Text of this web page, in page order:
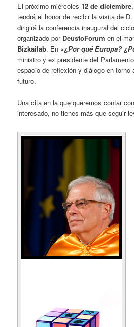
El próximo miércoles12 de diciembre
tendrá el honor de recibir la visita de
dirigirá la conferencia inaugural del ciclo
organizado por DeustoForum en el
Bizkailab. En «¿Por qué Europa?
ministro y ex presidente del
espacio de reflexión y diálogo en torno
futuro.
Una cita en la que queremos contar
interesado, no tienes más que seguir